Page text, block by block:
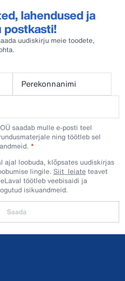
lahendused ja
postkasti!
uudiskirju meie toodete,
Perekonnanimi
saadab mulle e-posti teel
ning töötleb sel
ajal loobuda, klõpsates uudiskirjas
lingile. Siit leiateteavet
töötleb veebisaidi ja
isikuandmeid.
Saada